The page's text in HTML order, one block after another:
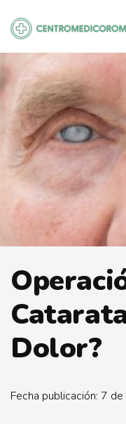
contenido
Dolor?
Fecha publicación: 7